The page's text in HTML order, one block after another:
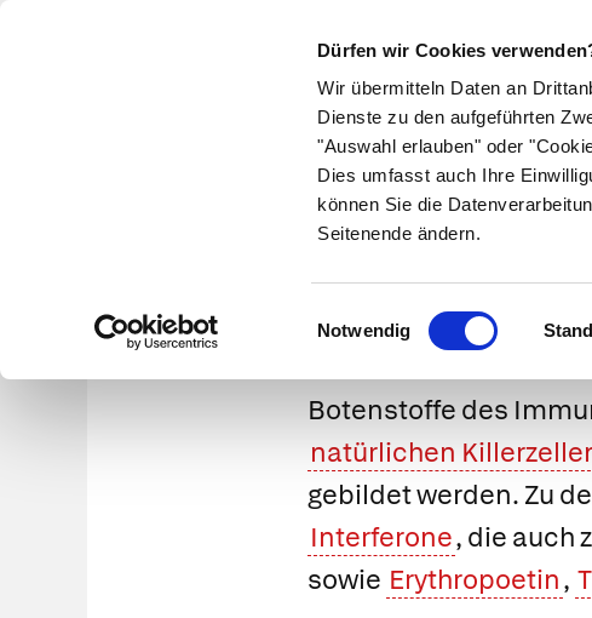
Dürfen wir Cookies
Wir übermitteln Daten an
Dienste zu den aufgeführten
"Auswahl erlauben" oder
Dies umfasst auch Ihre
können Sie die
Seitenende ändern.
Einwilligungsauswahl
Notwendig
Symptome Therapie
Botenstoffe des
natürlichen
gebildet werden. Zu
Interferone, die auch
sowie Erythropoetin,